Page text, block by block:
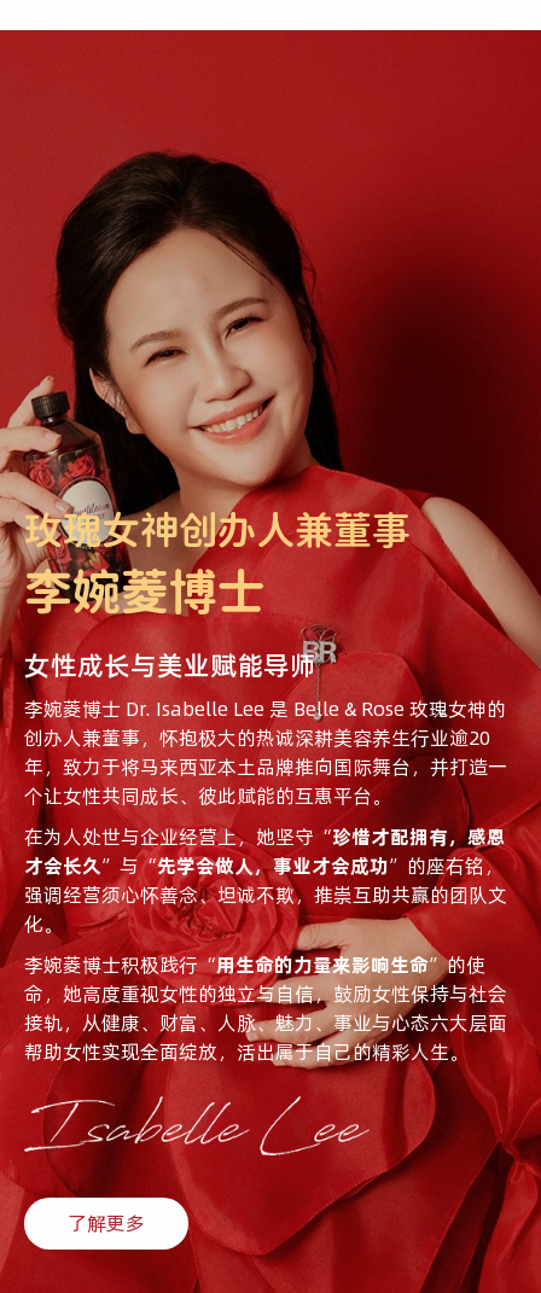
玫瑰女神创办人兼董事
李婉菱博士
女性成长与美业赋能导师
李婉菱博士 Dr. Isabelle Lee 是 Belle & Rose 玫瑰女神的
创办人兼董事，怀抱极大的热诚深耕美容养生行业逾20
年，致力于将马来西亚本土品牌推向国际舞台，并打造一
个让女性共同成长、彼此赋能的互惠平台。
在为人处世与企业经营上，她坚守“珍惜才配拥有，感恩
才会长久”与“先学会做人，事业才会成功”的座右铭，
强调经营须心怀善念、坦诚不欺，推崇互助共赢的团队文
化。
李婉菱博士积极践行“用生命的力量来影响生命”的使
命，她高度重视女性的独立与自信，鼓励女性保持与社会
接轨，从健康、财富、人脉、魅力、事业与心态六大层面
帮助女性实现全面绽放，活出属于自己的精彩人生。
了解更多